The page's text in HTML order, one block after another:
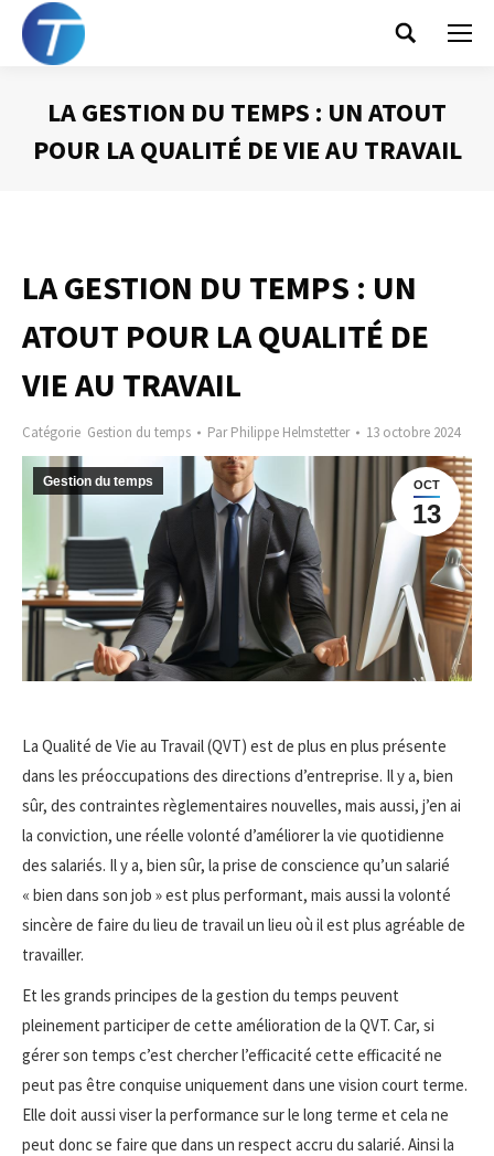
Search:
LA GESTION DU TEMPS : UN ATOUT
POUR LA QUALITÉ DE VIE AU TRAVAIL
LA GESTION DU TEMPS : UN
ATOUT POUR LA QUALITÉ DE
VIE AU TRAVAIL
Catégorie Gestion du temps ParPhilippe Helmstetter 13 octobre 2024
OCT
13
Gestion du temps
La Qualité de Vie au Travail (QVT) est de plus en plus présente
dans les préoccupations des directions d’entreprise. Il y a, bien
sûr, des contraintes règlementaires nouvelles, mais aussi, j’en ai
la conviction, une réelle volonté d’améliorer la vie quotidienne
des salariés. Il y a, bien sûr, la prise de conscience qu’un salarié
« bien dans son job » est plus performant, mais aussi la volonté
sincère de faire du lieu de travail un lieu où il est plus agréable de
travailler.
Et les grands principes de la gestion du temps peuvent
pleinement participer de cette amélioration de la QVT. Car, si
gérer son temps c’est chercher l’efficacité cette efficacité ne
peut pas être conquise uniquement dans une vision court terme.
Elle doit aussi viser la performance sur le long terme et cela ne
peut donc se faire que dans un respect accru du salarié. Ainsi la